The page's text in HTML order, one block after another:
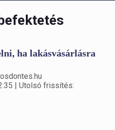
ha lakásvásárlásra
| Utolsó frissítés: